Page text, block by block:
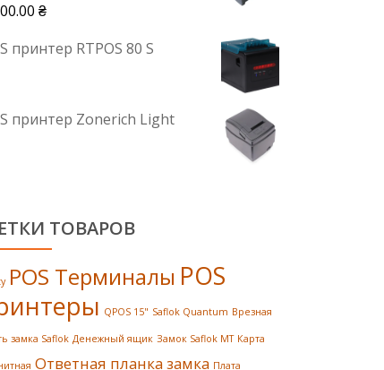
₴
принтер RTPOS 80 S
принтер Zonerich Light
ТОВАРОВ
POS Терминалы POS
QPOS 15" Saflok Quantum Врезная
замка Saflok Денежный ящик Замок Saflok MT Карта
Ответная планка замка Плата